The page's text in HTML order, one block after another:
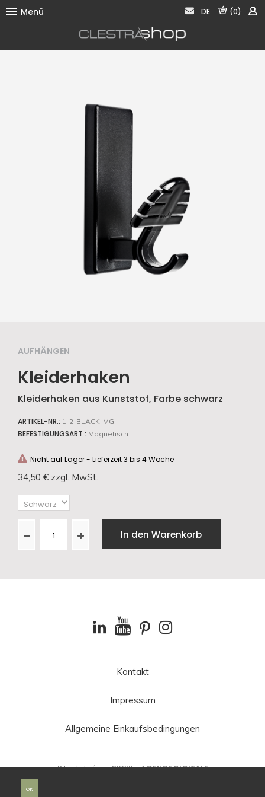
(0)
DE
Menü
Aufräumen
Präsentieren
Informieren
Akustik
Impressum
OK
AUFHÄNGEN
Kleiderhaken
Kleiderhaken aus Kunststof, Farbe schwarz
ARTIKEL-NR.: 1-2-BLACK-MG
BEFESTIGUNGSART : Magnetisch
Nicht auf Lager - Lieferzeit 3 bis 4 Woche
34,50 € zzgl. MwSt.
In den Warenkorb
Kontakt
Impressum
Allgemeine Einkaufsbedingungen
Site réalisé parKIWIK - AGENCE DIGITALE